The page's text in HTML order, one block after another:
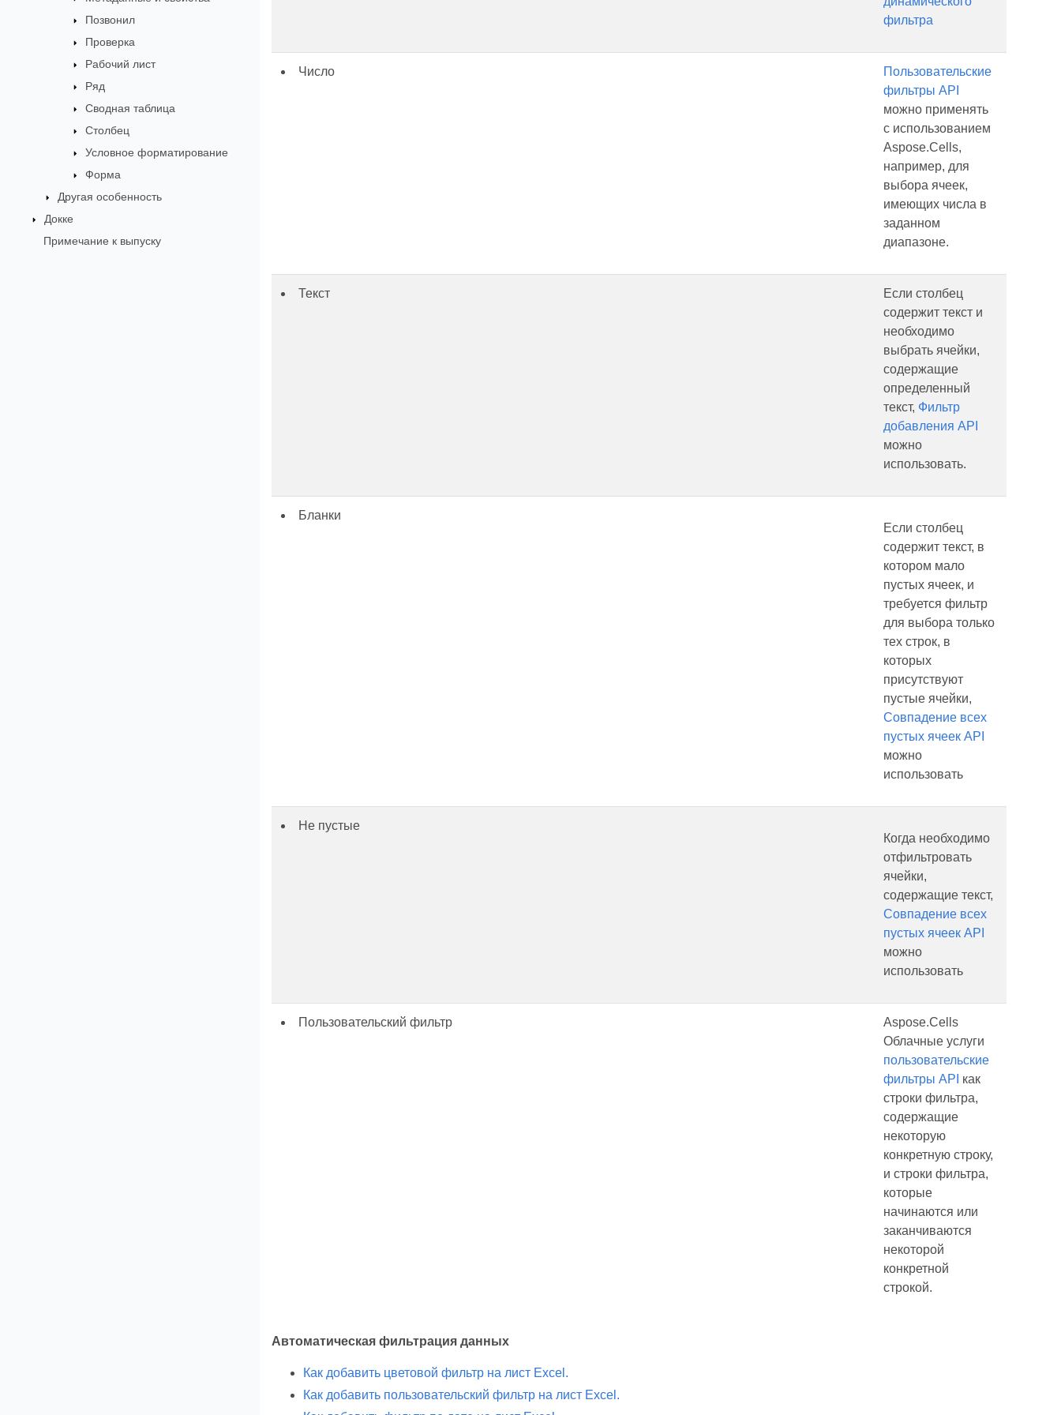
Позвонил
Проверка
Рабочий лист
Ряд
Сводная таблица
Столбец
Условное форматирование
Форма
Другая особенность
Докке
Примечание к выпуску
фильтра
Число
Пользовательские
фильтры API
можно применять
с использованием
Aspose.Cells,
например, для
выбора ячеек,
имеющих числа в
заданном
диапазоне.
Текст
Если столбец
содержит текст и
необходимо
выбрать ячейки,
содержащие
определенный
текст, Фильтр
добавления API
можно
использовать.
Бланки
Если столбец
содержит текст, в
котором мало
пустых ячеек, и
требуется фильтр
для выбора только
тех строк, в
которых
присутствуют
пустые ячейки,
Совпадение всех
пустых ячеек API
можно
использовать
Не пустые
Когда необходимо
отфильтровать
ячейки,
содержащие текст,
Совпадение всех
пустых ячеек API
можно
использовать
Пользовательский фильтр
Aspose.Cells
Облачные услуги
пользовательские
фильтры API как
строки фильтра,
содержащие
некоторую
конкретную строку,
и строки фильтра,
которые
начинаются или
заканчиваются
некоторой
конкретной
строкой.
Автоматическая фильтрация данных
Как добавить цветовой фильтр на лист Excel.
Как добавить пользовательский фильтр на лист Excel.